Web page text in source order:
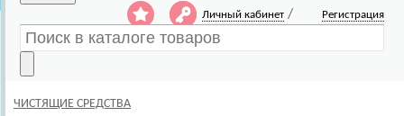
Личный кабинет / Регистрация
ЧИСТЯЩИЕ СРЕДСТВА